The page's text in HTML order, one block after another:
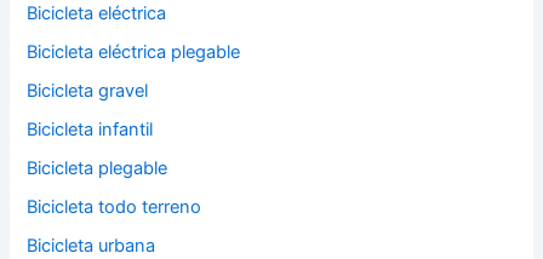
Bicicleta eléctrica
Bicicleta eléctrica plegable
Bicicleta gravel
Bicicleta infantil
Bicicleta plegable
Bicicleta todo terreno
Bicicleta urbana